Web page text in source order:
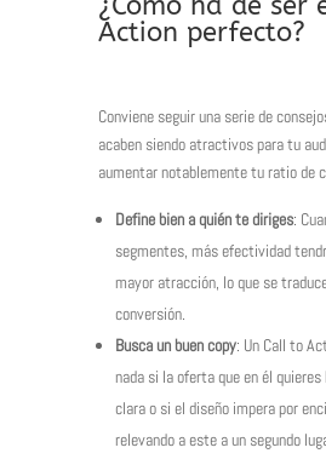
Action perfecto?
Conviene seguir una serie de
acaben siendo atractivos para tu
aumentar notablemente tu ratio de
Define bien a quién te diriges:
segmentes, más efectividad
mayor atracción, lo que se
conversión.
Busca un buen copy: Un Call to
nada si la oferta que en él
clara o si el diseño impera por
relevando a este a un segundo